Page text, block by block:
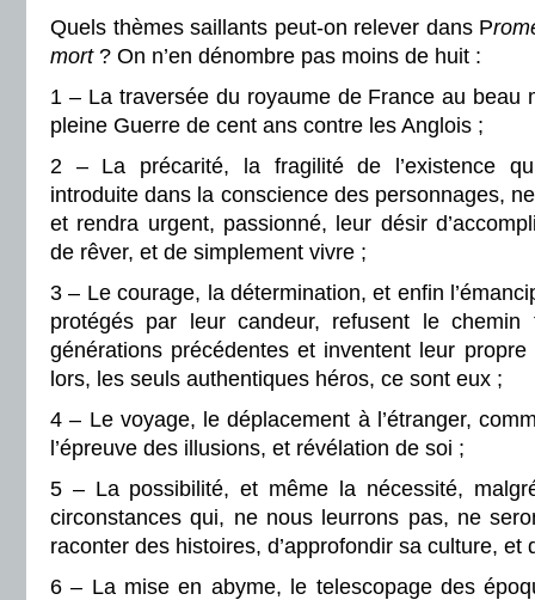
Quels thèmes saillants peut-on relever dans P
mort? On n’en dénombre pas moins de huit :
1 – La traversée du royaume de France au beau
pleine Guerre de cent ans contre les Anglois ;
2 – La précarité, la fragilité de l’existence
introduite dans la conscience des personnages,
et rendra urgent, passionné, leur désir
de rêver, et de simplement vivre ;
3 – Le courage, la détermination, et enfin
protégés par leur candeur, refusent le
générations précédentes et inventent leur
lors, les seuls authentiques héros, ce sont eux ;
4 – Le voyage, le déplacement à l’étranger,
l’épreuve des illusions, et révélation de soi ;
5 – La possibilité, et même la nécessité,
circonstances qui, ne nous leurrons pas, ne
raconter des histoires, d’approfondir sa culture, et
6 – La mise en abyme, le telescopage des